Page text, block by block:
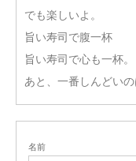
でも楽しいよ。
旨い寿司で腹一杯
旨い寿司で心も一杯。
あと、一番しんどい
名前